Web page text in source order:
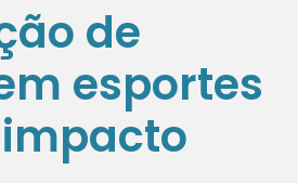
de
esportes